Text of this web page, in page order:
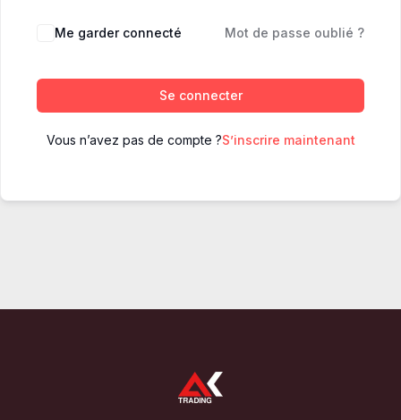
Me garder connecté Mot de passe oublié ?
Se connecter
Vous n’avez pas de compte ?S’inscrire maintenant